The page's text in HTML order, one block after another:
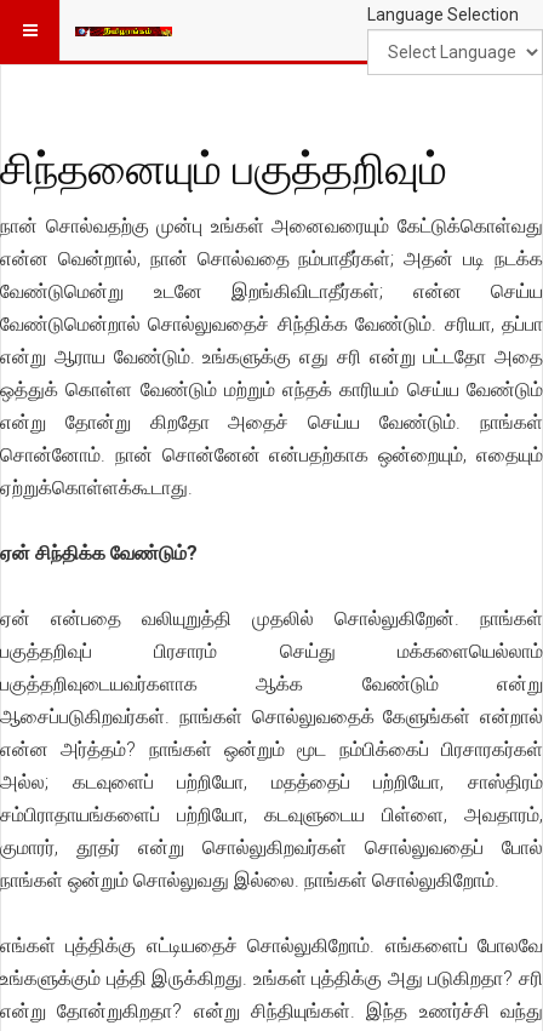
Language Selection
சிந்தனையும் பகுத்தறிவும்
நான் சொல்வதற்கு முன்பு உங்கள் அனைவரையும் கேட்டுக்கொள்வது
என்ன வென்றால், நான் சொல்வதை நம்பாதீர்கள்; அதன் படி நடக்க
வேண்டுமென்று உடனே இறங்கிவிடாதீர்கள்; என்ன செய்ய
வேண்டுமென்றால் சொல்லுவதைச் சிந்திக்க வேண்டும். சரியா, தப்பா
என்று ஆராய வேண்டும். உங்களுக்கு எது சரி என்று பட்டதோ அதை
ஒத்துக் கொள்ள வேண்டும் மற்றும் எந்தக் காரியம் செய்ய வேண்டும்
என்று தோன்று கிறதோ அதைச் செய்ய வேண்டும். நாங்கள்
சொன்னோம். நான் சொன்னேன் என்பதற்காக ஒன்றையும், எதையும்
ஏற்றுக்கொள்ளக்கூடாது.
ஏன் சிந்திக்க வேண்டும்?
ஏன் என்பதை வலியுறுத்தி முதலில் சொல்லுகிறேன். நாங்கள்
பகுத்தறிவுப் பிரசாரம் செய்து மக்களையெல்லாம்
பகுத்தறிவுடையவர்களாக ஆக்க வேண்டும் என்று
ஆசைப்படுகிறவர்கள். நாங்கள் சொல்லுவதைக் கேளுங்கள் என்றால்
என்ன அர்த்தம்? நாங்கள் ஒன்றும் மூட நம்பிக்கைப் பிரசாரகர்கள்
அல்ல; கடவுளைப் பற்றியோ, மதத்தைப் பற்றியோ, சாஸ்திரம்
சம்பிராதாயங்களைப் பற்றியோ, கடவுளுடைய பிள்ளை, அவதாரம்,
குமாரர், தூதர் என்று சொல்லுகிறவர்கள் சொல்லுவதைப் போல்
நாங்கள் ஒன்றும் சொல்லுவது இல்லை. நாங்கள் சொல்லுகிறோம்.
எங்கள் புத்திக்கு எட்டியதைச் சொல்லுகிறோம். எங்களைப் போலவே
உங்களுக்கும் புத்தி இருக்கிறது. உங்கள் புத்திக்கு அது படுகிறதா? சரி
என்று தோன்றுகிறதா? என்று சிந்தியுங்கள். இந்த உணர்ச்சி வந்து